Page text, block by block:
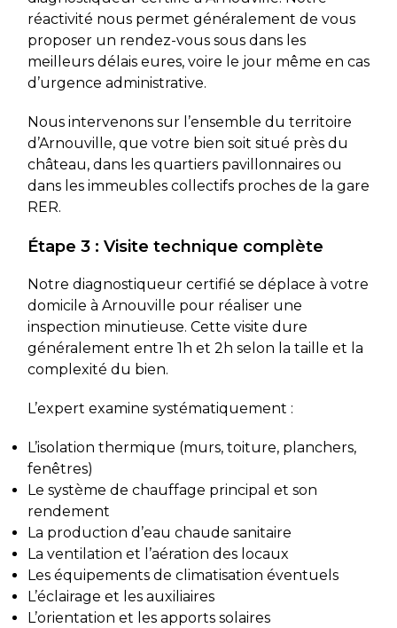
réactivité nous permet généralement de vous
proposer un rendez-vous sous dans les
meilleurs délais eures, voire le jour même en cas
d’urgence administrative.
Nous intervenons sur l’ensemble du territoire
d’Arnouville, que votre bien soit situé près du
château, dans les quartiers pavillonnaires ou
dans les immeubles collectifs proches de la gare
RER.
Étape 3 : Visite technique complète
Notre diagnostiqueur certifié se déplace à votre
domicile à Arnouville pour réaliser une
inspection minutieuse. Cette visite dure
généralement entre 1h et 2h selon la taille et la
complexité du bien.
L’expert examine systématiquement :
L’isolation thermique (murs, toiture, planchers,
fenêtres)
Le système de chauffage principal et son
rendement
La production d’eau chaude sanitaire
La ventilation et l’aération des locaux
Les équipements de climatisation éventuels
L’éclairage et les auxiliaires
L’orientation et les apports solaires